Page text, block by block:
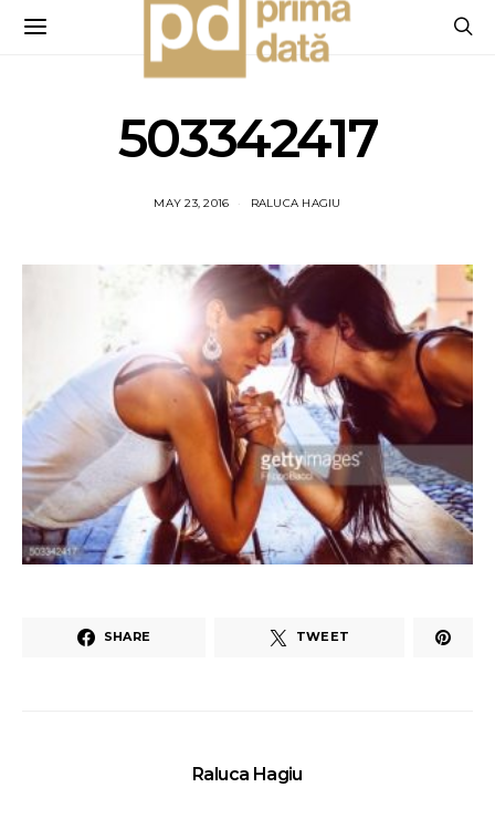
503342417
MAY 23, 2016 RALUCA HAGIU
SHARE TWEET
Raluca Hagiu